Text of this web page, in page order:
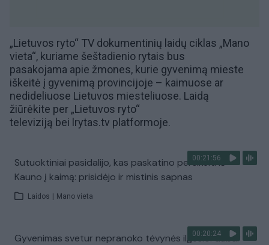
„Lietuvos ryto“ TV dokumentinių laidų ciklas „Mano
vieta“, kuriame šeštadienio rytais bus
pasakojama apie žmones, kurie gyvenimą mieste
iškeitė į gyvenimą provincijoje – kaimuose ar
nedideliuose Lietuvos miesteliuose. Laidą
žiūrėkite per „Lietuvos ryto“
televiziją bei lrytas.tv platformoje.
00:21:56
Sutuoktiniai pasidalijo, kas paskatino persikelti iš
Kauno į kaimą: prisidėjo ir mistinis sapnas
Laidos Mano vieta
00:20:24
Gyvenimas svetur nepranoko tėvynės ilgesio: dabar